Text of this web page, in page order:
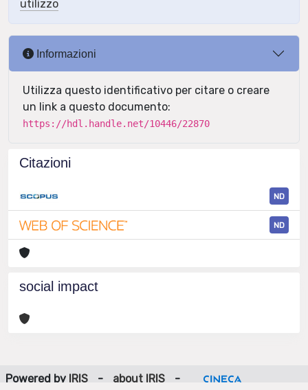
utilizzo
Informazioni
Utilizza questo identificativo per citare o creare
un link a questo documento:
https://hdl.handle.net/10446/22870
Citazioni
ND
ND
social impact
Powered by IRIS - about IRIS
-